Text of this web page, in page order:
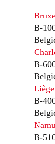
B-
B-
Liège
B-
B-